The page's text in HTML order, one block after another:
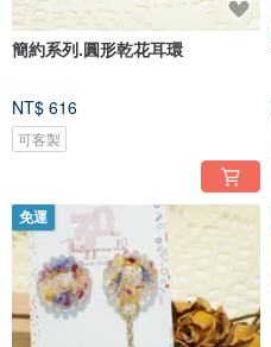
簡約系列.圓形乾花耳環
NT$ 616
可客製
免運